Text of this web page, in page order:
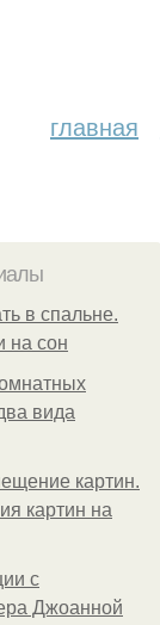
главная
в спальне.
на сон
вида
картин.
картин на
с
Джоанной